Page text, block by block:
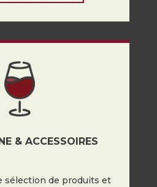
& ACCESSOIRES
sélection de produits et